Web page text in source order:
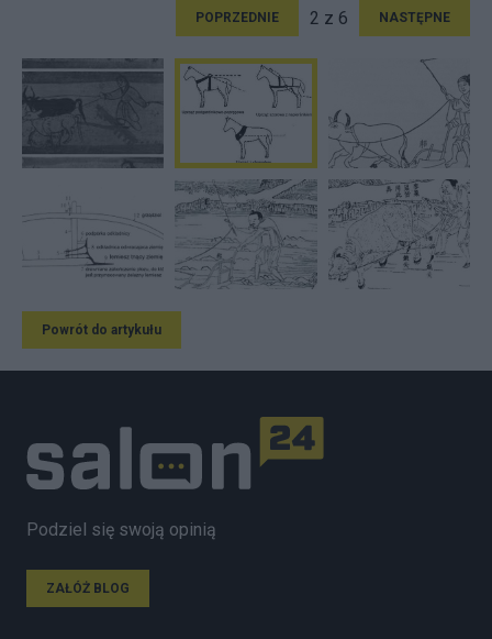
POPRZEDNIE 2 z 6 NASTĘPNE
Powrót do artykułu
Podziel się swoją opinią
ZAŁÓŻ BLOG